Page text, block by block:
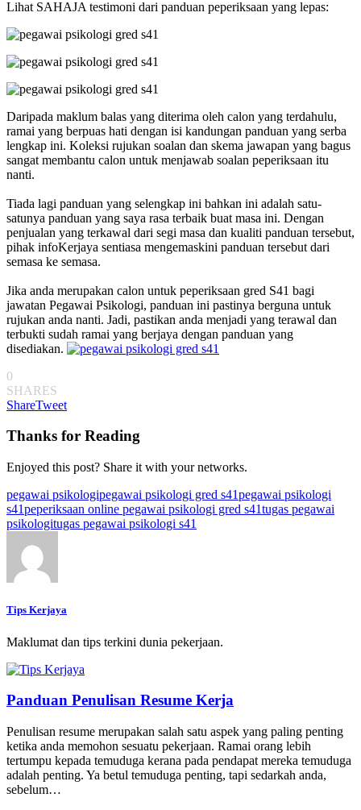
Lihat SAHAJA testimoni dari panduan peperiksaan yang lepas:
Daripada maklum balas yang diterima oleh calon yang terdahulu,
ramai yang berpuas hati dengan isi kandungan panduan yang serba
lengkap ini. Koleksi rujukan soalan dan skema jawapan yang bagus
sangat membantu calon untuk menjawab soalan peperiksaan itu
nanti.
Tiada lagi panduan yang selengkap ini bahkan ini adalah satu-
satunya panduan yang saya rasa terbaik buat masa ini. Dengan
penjualan yang terkawal dari segi masa dan kualiti panduan tersebut,
pihak infoKerjaya sentiasa mengemaskini panduan tersebut dari
semasa ke semasa.
Jika anda merupakan calon untuk peperiksaan gred S41 bagi
jawatan Pegawai Psikologi, panduan ini pastinya berguna untuk
rujukan anda nanti. Jadi, pastikan anda menjadi yang terawal dan
terbukti sudah ramai yang berjaya dengan panduan yang
disediakan.
0
SHARES
ShareTweet
Thanks for Reading
Enjoyed this post? Share it with your networks.
pegawai psikologipegawai psikologi gred s41pegawai psikologi
s41peperiksaan online pegawai psikologi gred s41tugas pegawai
psikologitugas pegawai psikologi s41
Tips Kerjaya
Maklumat dan tips terkini dunia pekerjaan.
Panduan Penulisan Resume Kerja
Penulisan resume merupakan salah satu aspek yang paling penting
ketika anda memohon sesuatu pekerjaan. Ramai orang lebih
tertumpu kepada temuduga kerana pada pendapat mereka temuduga
adalah penting. Ya betul temuduga penting, tapi sedarkah anda,
sebelum…